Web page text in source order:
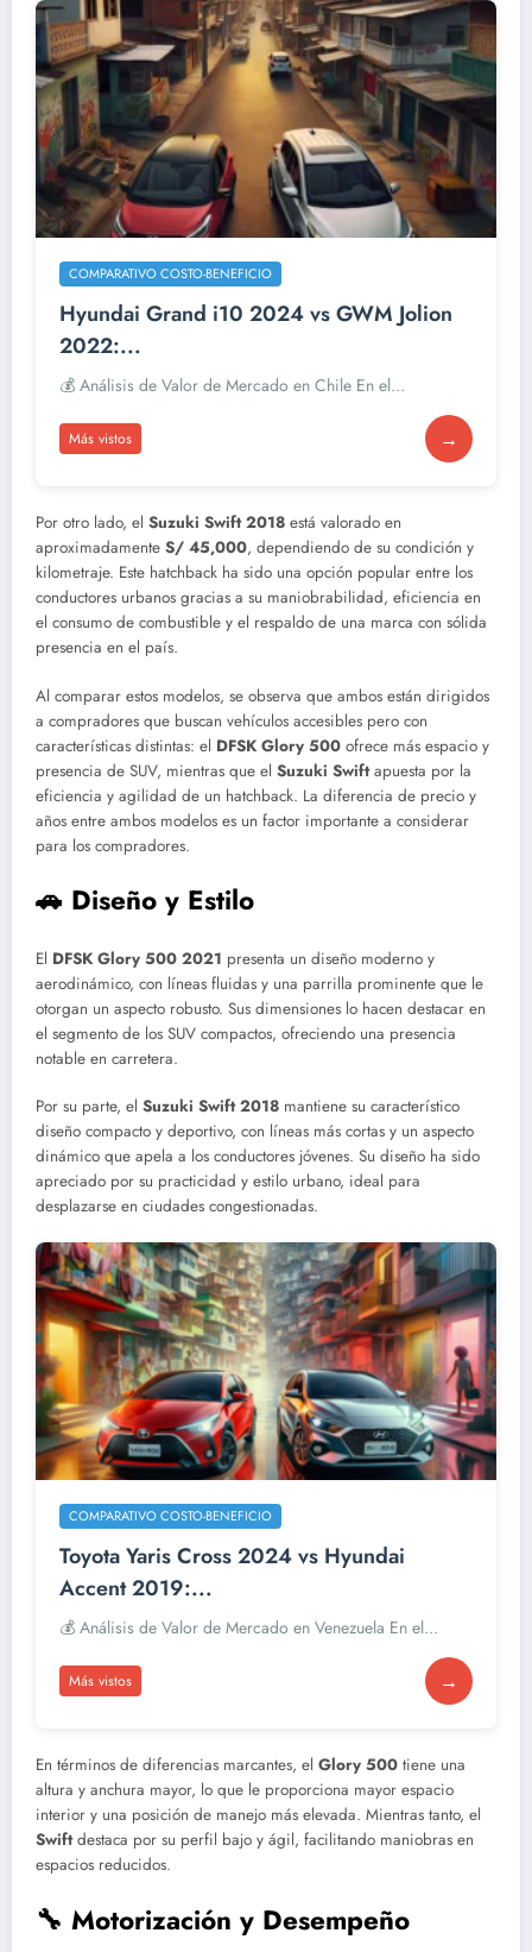
COMPARATIVO COSTO-BENEFICIO
Hyundai Grand i10 2024 vs GWM Jolion
2022:...
💰 Análisis de Valor de Mercado en Chile En el...
Más vistos →
Por otro lado, el Suzuki Swift 2018 está valorado en
aproximadamente S/ 45,000, dependiendo de su condición y
kilometraje. Este hatchback ha sido una opción popular entre los
conductores urbanos gracias a su maniobrabilidad, eficiencia en
el consumo de combustible y el respaldo de una marca con sólida
presencia en el país.
Al comparar estos modelos, se observa que ambos están dirigidos
a compradores que buscan vehículos accesibles pero con
características distintas: el DFSK Glory 500 ofrece más espacio y
presencia de SUV, mientras que el Suzuki Swiftapuesta por la
eficiencia y agilidad de un hatchback. La diferencia de precio y
años entre ambos modelos es un factor importante a considerar
para los compradores.
🚗 Diseño y Estilo
El DFSK Glory 500 2021 presenta un diseño moderno y
aerodinámico, con líneas fluidas y una parrilla prominente que le
otorgan un aspecto robusto. Sus dimensiones lo hacen destacar en
el segmento de los SUV compactos, ofreciendo una presencia
notable en carretera.
Por su parte, el Suzuki Swift 2018 mantiene su característico
diseño compacto y deportivo, con líneas más cortas y un aspecto
dinámico que apela a los conductores jóvenes. Su diseño ha sido
apreciado por su practicidad y estilo urbano, ideal para
desplazarse en ciudades congestionadas.
COMPARATIVO COSTO-BENEFICIO
Toyota Yaris Cross 2024 vs Hyundai
Accent 2019:...
💰 Análisis de Valor de Mercado en Venezuela En el...
Más vistos →
En términos de diferencias marcantes, el Glory 500 tiene una
altura y anchura mayor, lo que le proporciona mayor espacio
interior y una posición de manejo más elevada. Mientras tanto, el
Swiftdestaca por su perfil bajo y ágil, facilitando maniobras en
espacios reducidos.
🔧 Motorización y Desempeño